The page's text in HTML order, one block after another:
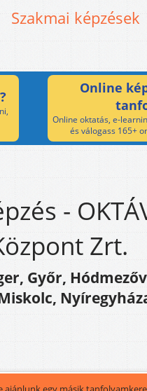
Szakmai képzések
Online
Online oktatás, e-
és válogass 165+
-
Zrt.
Győr,